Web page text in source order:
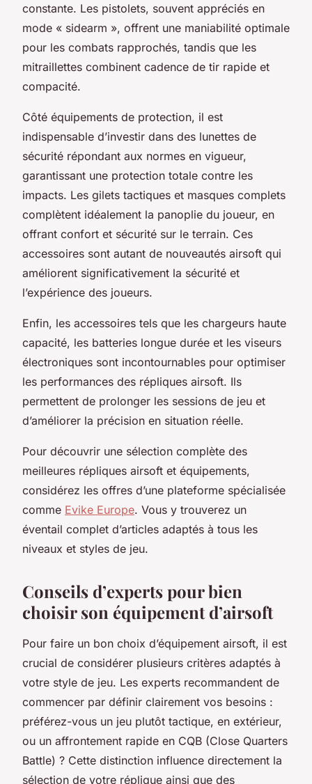
constante. Les pistolets, souvent appréciés en
mode « sidearm », offrent une maniabilité optimale
pour les combats rapprochés, tandis que les
mitraillettes combinent cadence de tir rapide et
compacité.
Côté équipements de protection, il est
indispensable d’investir dans des lunettes de
sécurité répondant aux normes en vigueur,
garantissant une protection totale contre les
impacts. Les gilets tactiques et masques complets
complètent idéalement la panoplie du joueur, en
offrant confort et sécurité sur le terrain. Ces
accessoires sont autant de nouveautés airsoft qui
améliorent significativement la sécurité et
l’expérience des joueurs.
Enfin, les accessoires tels que les chargeurs haute
capacité, les batteries longue durée et les viseurs
électroniques sont incontournables pour optimiser
les performances des répliques airsoft. Ils
permettent de prolonger les sessions de jeu et
d’améliorer la précision en situation réelle.
Pour découvrir une sélection complète des
meilleures répliques airsoft et équipements,
considérez les offres d’une plateforme spécialisée
comme Evike Europe. Vous y trouverez un
éventail complet d’articles adaptés à tous les
niveaux et styles de jeu.
Conseils d’experts pour bien
choisir son équipement d’airsoft
Pour faire un bon choix d’équipement airsoft, il est
crucial de considérer plusieurs critères adaptés à
votre style de jeu. Les experts recommandent de
commencer par définir clairement vos besoins :
préférez-vous un jeu plutôt tactique, en extérieur,
ou un affrontement rapide en CQB (Close Quarters
Battle) ? Cette distinction influence directement la
sélection de votre réplique ainsi que des